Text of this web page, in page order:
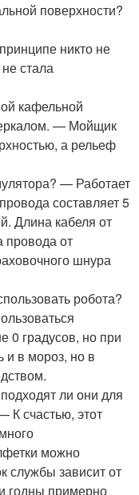
поверхности?
никто не
стала
кафельной
— Мойщик
а рельеф
— Работает
составляет 5
Длина кабеля от
провода от
шнура
робота?
0 градусов, но при
и в мороз, но в
ли они для
К счастью, этот
можно
службы зависит от
годны примерно